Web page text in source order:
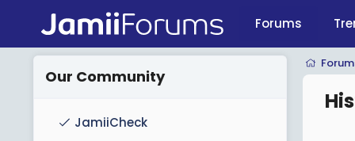
Forums
Our Community
JamiiCheck